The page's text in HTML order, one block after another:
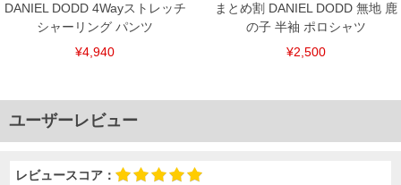
DANIEL DODD 4Wayストレッチ
シャーリング パンツ
¥4,940
まとめ割 DANIEL DODD 無地 鹿
の子 半袖 ポロシャツ
¥2,500
ユーザーレビュー
レビュースコア：